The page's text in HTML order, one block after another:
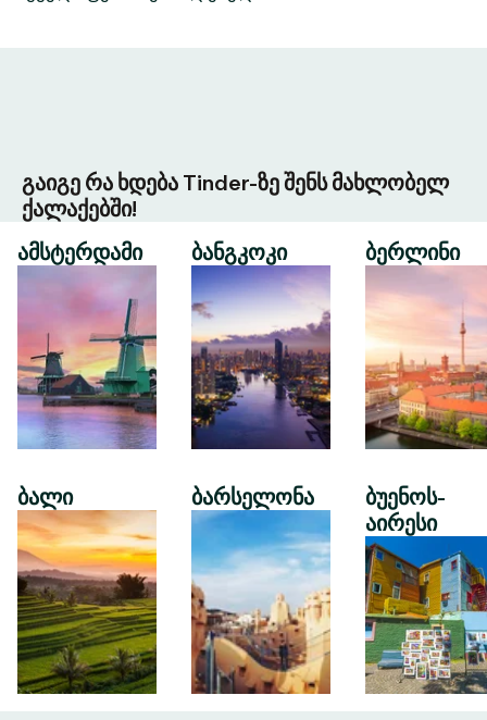
გაიგე რა ხდება Tinder-ზე შენს მახლობელ
ქალაქებში!
ამსტერდამი
ბალი
ბანგკოკი
ბარსელონა
ბერლინი
ბუენოს-
აირესი